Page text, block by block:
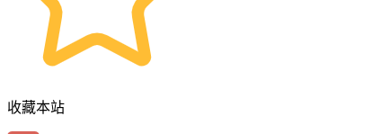
收藏本站